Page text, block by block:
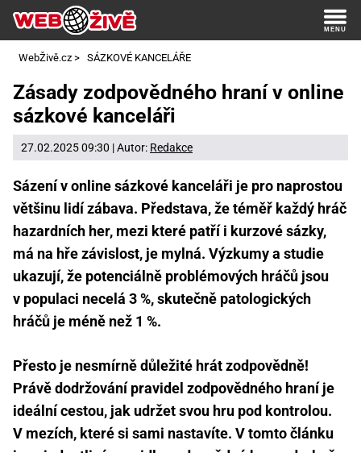
WebŽivě.cz > SÁZKOVÉ KANCELÁŘE
Zásady zodpovědného hraní v online
sázkové kanceláři
27.02.2025 09:30 | Autor: Redakce
Sázení v online sázkové kanceláři je pro naprostou
většinu lidí zábava. Představa, že téměř každý hráč
hazardních her, mezi které patří i kurzové sázky,
má na hře závislost, je mylná. Výzkumy a studie
ukazují, že potenciálně problémových hráčů jsou
v populaci necelá 3 %, skutečně patologických
hráčů je méně než 1 %.
Přesto je nesmírně důležité hrát zodpovědně!
Právě dodržování pravidel zodpovědného hraní je
ideální cestou, jak udržet svou hru pod kontrolou.
V mezích, které si sami nastavíte. V tomto článku